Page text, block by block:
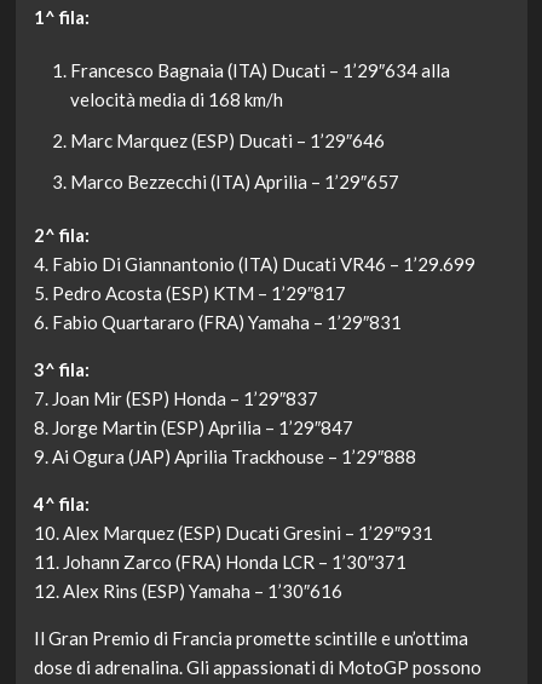
1^ fila:
Francesco Bagnaia (ITA) Ducati – 1’29″634 alla
velocità media di 168 km/h
Marc Marquez (ESP) Ducati – 1’29″646
Marco Bezzecchi (ITA) Aprilia – 1’29″657
2^ fila:
4. Fabio Di Giannantonio (ITA) Ducati VR46 – 1’29.699
5. Pedro Acosta (ESP) KTM – 1’29″817
6. Fabio Quartararo (FRA) Yamaha – 1’29″831
3^ fila:
7. Joan Mir (ESP) Honda – 1’29″837
8. Jorge Martin (ESP) Aprilia – 1’29″847
9. Ai Ogura (JAP) Aprilia Trackhouse – 1’29″888
4^ fila:
10. Alex Marquez (ESP) Ducati Gresini – 1’29″931
11. Johann Zarco (FRA) Honda LCR – 1’30″371
12. Alex Rins (ESP) Yamaha – 1’30″616
Il Gran Premio di Francia promette scintille e un’ottima
dose di adrenalina. Gli appassionati di MotoGP possono